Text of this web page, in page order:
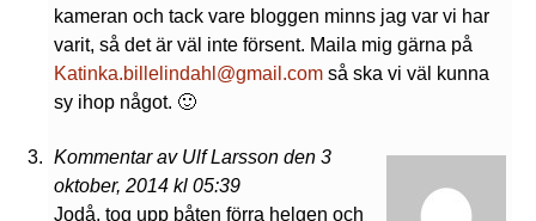
kameran och tack vare bloggen minns jag var vi har
varit, så det är väl inte försent. Maila mig gärna på
Katinka.billelindahl@gmail.com så ska vi väl kunna
sy ihop något. 🙂
Kommentar av Ulf Larsson den 3
oktober, 2014 kl 05:39
Jodå, tog upp båten förra helgen och